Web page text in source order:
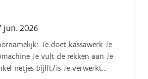
jun. 2026
Je doet kassawerk Je
Je vult de rekken aan Je
netjes bijlft/is Je verwerkt